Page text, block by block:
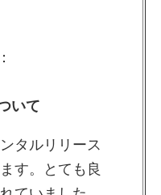
いて
タルリリース
す。とても良